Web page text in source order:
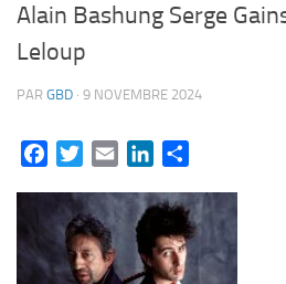
Alain Bashung Serge
Leloup
PAR GBD · 9 NOVEMBRE 2024
FacebookTwitterEmail LinkedIn